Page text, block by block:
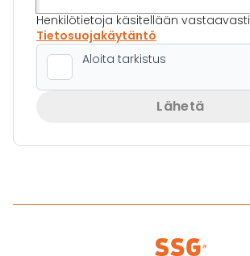
Henkilötietoja käsitellään vastaavasti
Tietosuojakäytäntö
Lähetä